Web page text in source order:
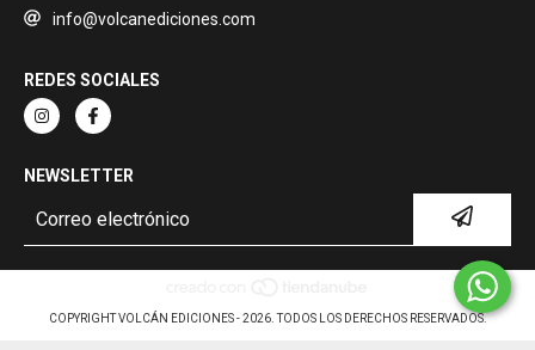
info@volcanediciones.com
REDES SOCIALES
NEWSLETTER
COPYRIGHT VOLCÁN EDICIONES - 2026. TODOS LOS DERECHOS RESERVADOS.